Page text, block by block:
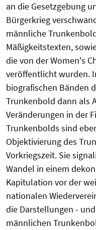
an die Gesetzgebung
Bürgerkrieg
männliche
Mäßigkeitstexten,
die von der Women's
veröffentlicht wurden.
biografischen Bänden
Trunkenbold dann als
Veränderungen in der
Trunkenbolds sind
Objektivierung des
Vorkriegszeit. Sie
Wandel in einem
Kapitulation vor der
nationalen
die Darstellungen -
männlichen